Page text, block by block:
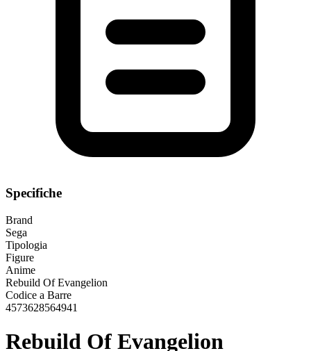
Specifiche
Brand
Sega
Tipologia
Figure
Anime
Rebuild Of Evangelion
Codice a Barre
4573628564941
Rebuild Of Evangelion